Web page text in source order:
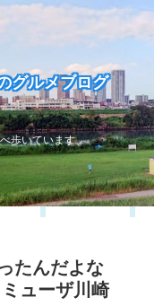
グルメブログ
歩いています
たんだよな
ューザ川崎